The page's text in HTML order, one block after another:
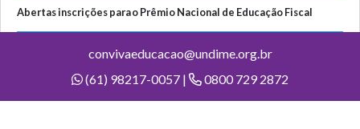
Abertas inscrições para o Prêmio Nacional de Educação Fiscal
convivaeducacao@undime.org.br
(61) 98217-0057 |
0800 729 2872